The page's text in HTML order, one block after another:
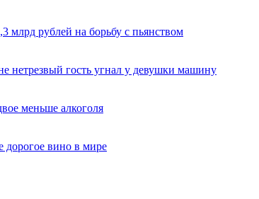
млрд рублей на борьбу с пьянством
нетрезвый гость угнал у девушки машину
меньше алкоголя
дорогое вино в мире